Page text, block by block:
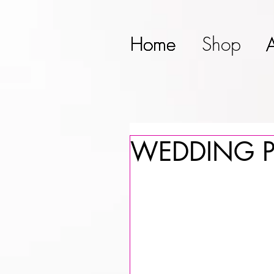
Shop
Home
Home
Home
Home
Home
WEDDING